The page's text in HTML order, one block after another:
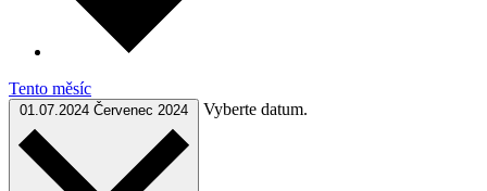
Tento měsíc
01.07.2024 Červenec 2024 Vyberte datum.